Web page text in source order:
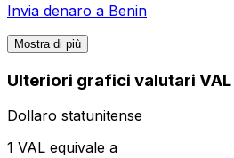
Invia denaro a Benin
Mostra di più
Ulteriori grafici valutari
Dollaro statunitense
1 VAL equivale a